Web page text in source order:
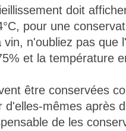
doit
pour une
n'oubliez pas que
et la température
être conservées
d'elles-mêmes après
de les